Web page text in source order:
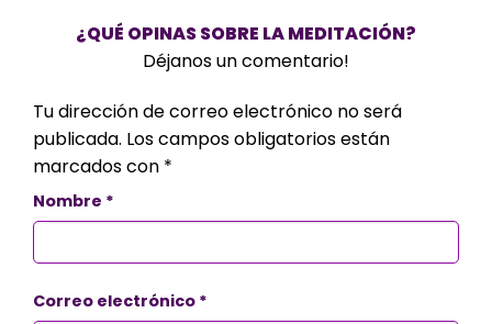
¿QUÉ OPINAS SOBRE LA MEDITACIÓN?
Déjanos un comentario!
Tu dirección de correo electrónico no será
publicada. Los campos obligatorios están
marcados con *
Nombre *
Correo electrónico *